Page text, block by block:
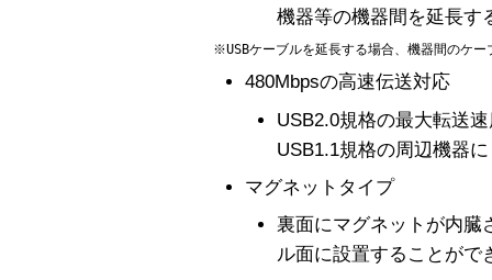
機器等の機器間を延長す
480Mbpsの高速伝送対応
USB2.0規格の最大転送
USB1.1規格の周辺機器
マグネットタイプ
裏面にマグネットが内臓
ル面に設置することがで